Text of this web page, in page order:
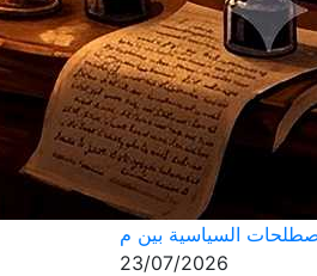
السياسية بين م
23/07/2026